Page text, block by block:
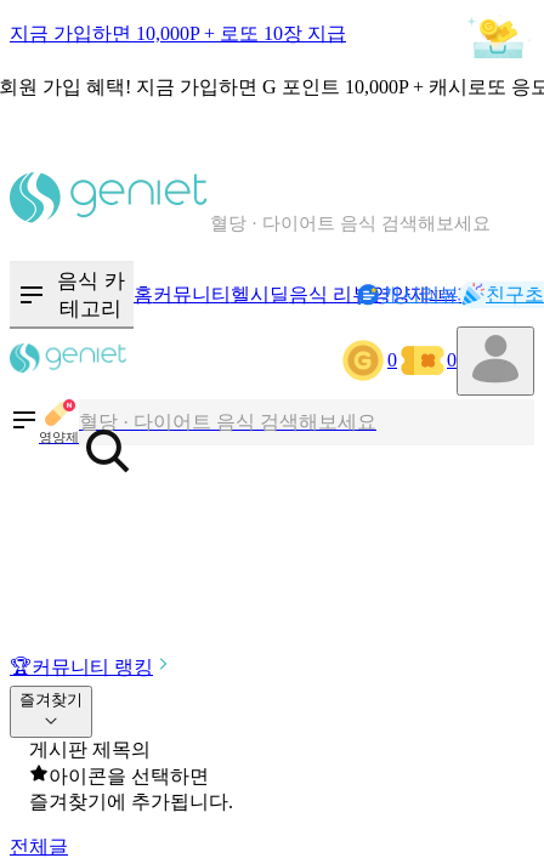
지금 가입하면 10,000P + 로또 10장 지급
원 가입 혜택! 지금 가입하면 G 포인트 10,000P + 캐시로또 응
음식 · 영양제 리뷰를 찾아보세요
음식 카
테고리
홈커뮤니티 헬시딜음식 리뷰영양제NEW기록
캐시리뷰 친구
0 0
영양제
칼로리와 영양성분을 검색해보세요
혈당 · 다이어트 음식 검색해보세요
음식 · 영양제 리뷰를 찾아보세요
🏆커뮤니티 랭킹
즐겨찾기
게시판 제목의
아이콘을 선택하면
즐겨찾기에 추가됩니다.
전체글